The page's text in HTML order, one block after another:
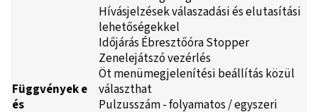
Függvényeke
és
Hívásjelzések válaszadási és elutasítási
lehetőségekkel
Időjárás Ébresztőóra Stopper
Zenelejátszó vezérlés
Öt menümegjelenítési beállítás közül
választhat
Pulzusszám - folyamatos / egyszeri